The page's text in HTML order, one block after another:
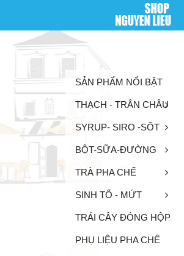
SẢN PHẨM NỔI BẬT
THẠCH - TRÂN CHÂU
SYRUP- SIRO -SỐT
BỘT-SỮA-ĐƯỜNG
TRÀ PHA CHẾ
SINH TỐ - MỨT
TRÁI CÂY ĐÓNG HỘP
PHỤ LIỆU PHA CHẾ